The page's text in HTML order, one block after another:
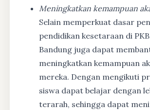
Meningkatkan kemampuan
Selain memperkuat dasar
pendidikan kesetaraan di
Bandung juga dapat
meningkatkan kemampuan
mereka. Dengan mengikuti
siswa dapat belajar dengan
terarah, sehingga dapat